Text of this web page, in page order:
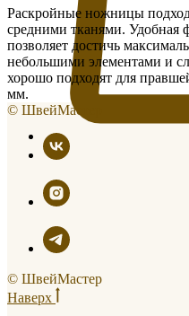
Раскройные ножницы
средними тканями. Удобная
позволяет достичь
небольшими элементами и
хорошо подходят для
мм.
© ШвейМастер
© ШвейМастер
Наверх